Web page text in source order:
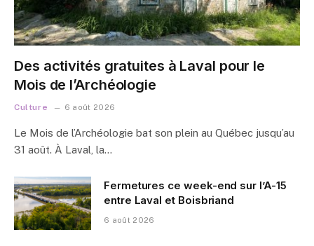
Des activités gratuites à Laval pour le
Mois de l’Archéologie
Culture 6 août 2026
Le Mois de l’Archéologie bat son plein au Québec jusqu’au
31 août. À Laval, la…
Fermetures ce week-end sur l’A-15
entre Laval et Boisbriand
6 août 2026